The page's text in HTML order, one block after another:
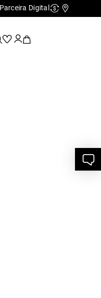
Parceira Digital Cashback